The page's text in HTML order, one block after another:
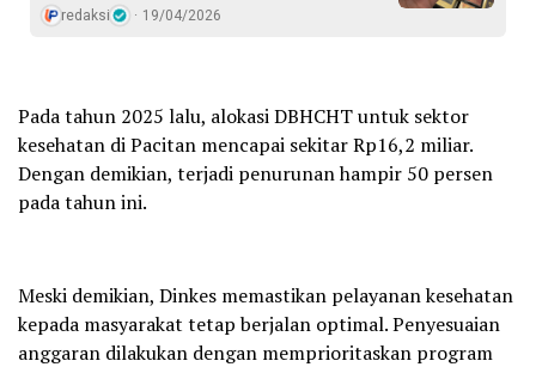
redaksi 19/04/2026
Pada tahun 2025 lalu, alokasi DBHCHT untuk sektor
kesehatan di Pacitan mencapai sekitar Rp16,2 miliar.
Dengan demikian, terjadi penurunan hampir 50 persen
pada tahun ini.
Meski demikian, Dinkes memastikan pelayanan kesehatan
kepada masyarakat tetap berjalan optimal. Penyesuaian
anggaran dilakukan dengan memprioritaskan program